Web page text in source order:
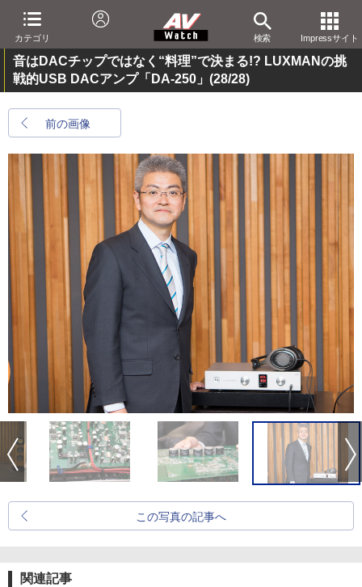
カテゴリ 検索 Impressサイト
音はDACチップではなく“料理”で決まる!? LUXMANの挑
戦的USB DACアンプ「DA-250」 (28/28)
前の画像
この写真の記事へ
関連記事